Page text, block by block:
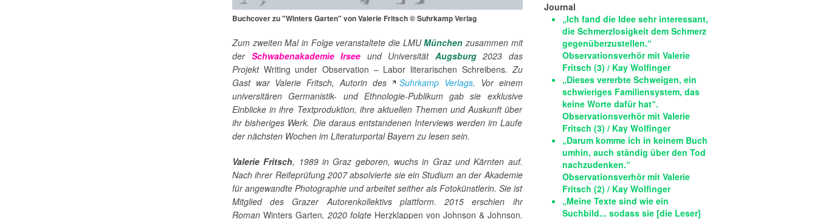
Buchcover zu "Winters Garten" von Valerie Fritsch © Suhrkamp Verlag
Zum zweiten Mal in Folge veranstaltete die LMUMünchen zusammen mit
der Schwabenakademie Irsee und Universität Augsburg2023 das
Projekt Writing under Observation – Labor literarischen Schreibens. Zu
Gast war Valerie Fritsch, Autorin des
Suhrkamp Verlags. Vor einem
universitären Germanistik- und Ethnologie-Publikum gab sie exklusive
Einblicke in ihre Textproduktion, ihre aktuellen Themen und Auskunft über
ihr bisheriges Werk. Die daraus entstandenen Interviews werden im Laufe
der nächsten Wochen im Literaturportal Bayern zu lesen sein.
Valerie Fritsch, 1989 in Graz geboren, wuchs in Graz und Kärnten auf.
Nach ihrer Reifeprüfung 2007 absolvierte sie ein Studium an der Akademie
für angewandte Photographie und arbeitet seither als Fotokünstlerin. Sie ist
Mitglied des Grazer Autorenkollektivs plattform. 2015 erschien ihr
Roman Winters Garten, 2020 folgte Herzklappen von Johnson & Johnson.
Journal
„Ich fand die Idee sehr interessant,
die Schmerzlosigkeit dem Schmerz
gegenüberzustellen.“
Observationsverhör mit Valerie
Fritsch (3) / Kay Wolfinger
„Dieses vererbte Schweigen, ein
schwieriges Familiensystem, das
keine Worte dafür hat“.
Observationsverhör mit Valerie
Fritsch (3) / Kay Wolfinger
„Darum komme ich in keinem Buch
umhin, auch ständig über den Tod
nachzudenken.“
Observationsverhör mit Valerie
Fritsch (2) / Kay Wolfinger
„Meine Texte sind wie ein
Suchbild... sodass sie [die Leser]